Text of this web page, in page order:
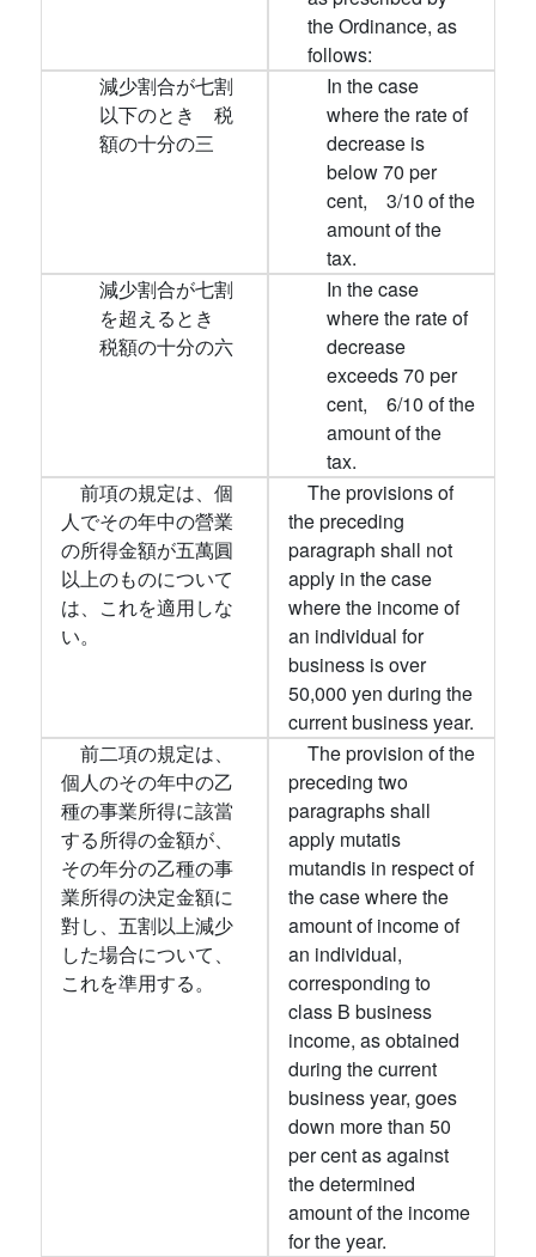
the Ordinance, as
follows:
減少割合が七割
以下のとき 税
額の十分の三
In the case
where the rate of
decrease is
below 70 per
cent, 3/10 of the
amount of the
tax.
減少割合が七割
を超えるとき
税額の十分の六
In the case
where the rate of
decrease
exceeds 70 per
cent, 6/10 of the
amount of the
tax.
前項の規定は、個
人でその年中の營業
の所得金額が五萬圓
以上のものについて
は、これを適用しな
い。
The provisions of
the preceding
paragraph shall not
apply in the case
where the income of
an individual for
business is over
50,000 yen during the
current business year.
前二項の規定は、
個人のその年中の乙
種の事業所得に該當
する所得の金額が、
その年分の乙種の事
業所得の決定金額に
對し、五割以上減少
した場合について、
これを準用する。
The provision of the
preceding two
paragraphs shall
apply mutatis
mutandis in respect of
the case where the
amount of income of
an individual,
corresponding to
class B business
income, as obtained
during the current
business year, goes
down more than 50
per cent as against
the determined
amount of the income
for the year.